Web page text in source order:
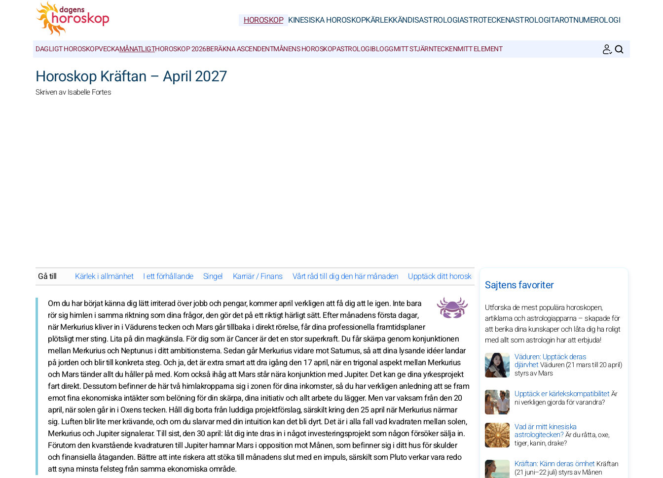
HOROSKOP KINESISKA HOROSKOPKÄRLEKKÄNDISASTROLOGIASTROTECKENASTROLOGITAROTNUMEROLOGI
DAGLIGT HOROSKOPVECKAMÅNATLIGTHOROSKOP 2026BERÄKNA ASCENDENTMÅNENS HOROSKOPASTROLOGIBLOGGMITT STJÄRNTECKENMITT ELEMENT
Horoskop Kräftan – April 2027
Skriven av Isabelle Fortes
Gå till Kärlek i allmänhet I ett förhållande Singel Karriär / Finans Vårt råd till dig den här månaden Upptäck ditt horoskop i april 2027 för ditt stjärntecken
Om du har börjat känna dig lätt irriterad över jobb och pengar, kommer april verkligen att få dig att le igen. Inte bara
rör sig himlen i samma riktning som dina frågor, den gör det på ett riktigt härligt sätt. Efter månadens första dagar,
när Merkurius kliver in i Vädurens tecken och Mars går tillbaka i direkt rörelse, får dina professionella framtidsplaner
plötsligt mer sting. Lita på din magkänsla. För dig som är Cancer är det en stor superkraft. Du får skärpa genom konjunktionen
mellan Merkurius och Neptunus i ditt ambitionstema. Sedan går Merkurius vidare mot Saturnus, så att dina lysande idéer landar
på jorden och blir till konkreta steg. Och ja, det är extra smart att dra igång den 17 april, när en trigonal aspekt mellan Merkurius
och Mars tänder allt du håller på med. Kom också ihåg att Mars står nära konjunktion med Jupiter. Det kan ge dina yrkesprojekt
fart direkt. Dessutom befinner de här två himlakropparna sig i zonen för dina inkomster, så du har verkligen anledning att se fram
emot fina ekonomiska intäkter som belöning för din skärpa, dina initiativ och allt arbete du lägger. Men var vaksam från den 20
april, när solen går in i Oxens tecken. Håll dig borta från luddiga projektförslag, särskilt kring den 25 april när Merkurius närmar
sig. Luften blir lite mer krävande, och om du slarvar med din intuition kan det bli dyrt. Det är i alla fall vad kvadraten mellan solen,
Merkurius och Jupiter signalerar. Till sist, den 30 april: låt dig inte dras in i något investeringsprojekt som någon försöker sälja in.
Förutom den kvarstående kvadraturen till Jupiter hamnar Mars i opposition mot Månen, som befinner sig i ditt hus för skulder
och finansiella åtaganden. Bättre att inte riskera att stöka till månadens slut med en impuls, särskilt som Pluto verkar vara redo
att syna minsta felsteg från samma ekonomiska område.
Sajtens favoriter
Utforska de mest populära horoskopen,
artiklarna och astrologiapparna – skapade för
att berika dina kunskaper och låta dig ha roligt
med allt som astrologin har att erbjuda!
Väduren: Upptäck deras
djärvhetVäduren (21 mars till 20 april)
styrs av Mars
Upptäck er kärlekskompatibilitetÄr
ni verkligen gjorda för varandra?
Vad är mitt kinesiska
astrologitecken?Är du råtta, oxe,
tiger, kanin, drake?
Kräftan: Känn deras ömhetKräftan
(21 juni–22 juli) styrs av Månen